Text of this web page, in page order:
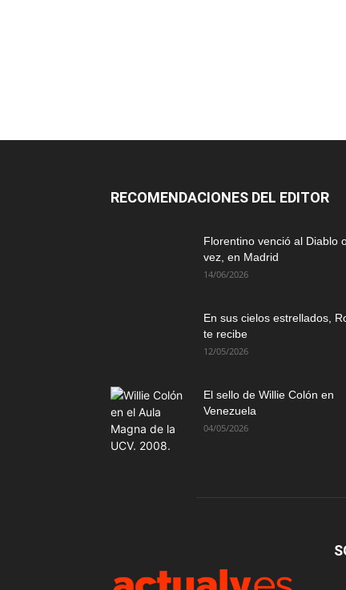
RECOMENDACIONES DEL EDITOR
Florentino venció al Diablo
vez, en Madrid
14/06/2026
En sus cielos estrellados,
te recibe
12/05/2026
El sello de Willie Colón en
Venezuela
04/05/2026